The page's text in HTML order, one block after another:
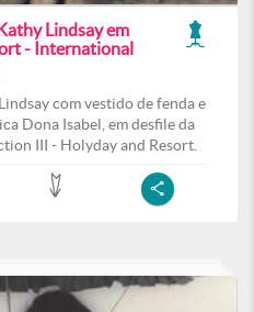
Lindsay em
- International
com vestido de fenda e
Dona Isabel, em desfile da
III - Holyday and Resort.